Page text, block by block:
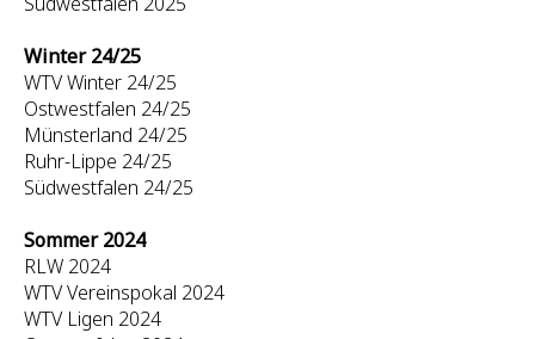
Winter 24/25
WTV Winter 24/25
Ostwestfalen 24/25
Münsterland 24/25
Ruhr-Lippe 24/25
Südwestfalen 24/25
Sommer 2024
RLW 2024
WTV Vereinspokal 2024
WTV Ligen 2024